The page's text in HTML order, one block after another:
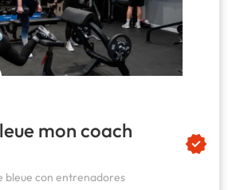
mon coach
bleue con entrenadores